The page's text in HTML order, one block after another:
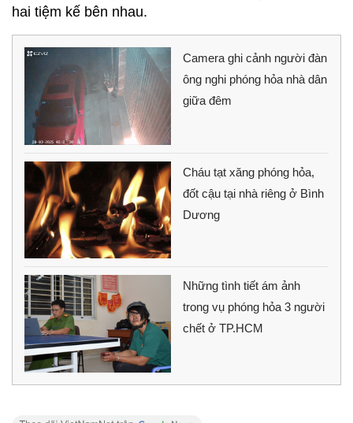
hai tiệm kế bên nhau.
Camera ghi cảnh người đàn
ông nghi phóng hỏa nhà dân
giữa đêm
Cháu tạt xăng phóng hỏa,
đốt cậu tại nhà riêng ở Bình
Dương
Những tình tiết ám ảnh
trong vụ phóng hỏa 3 người
chết ở TP.HCM